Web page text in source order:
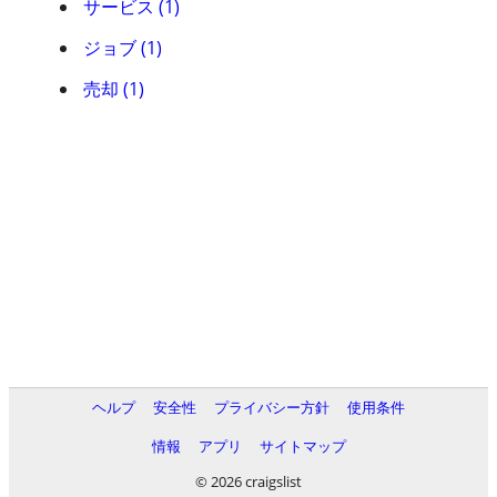
サービス (1)
ジョブ (1)
売却 (1)
ヘルプ 安全性 プライバシー方針
使用条件
情報
アプリ
サイトマップ
© 2026 craigslist